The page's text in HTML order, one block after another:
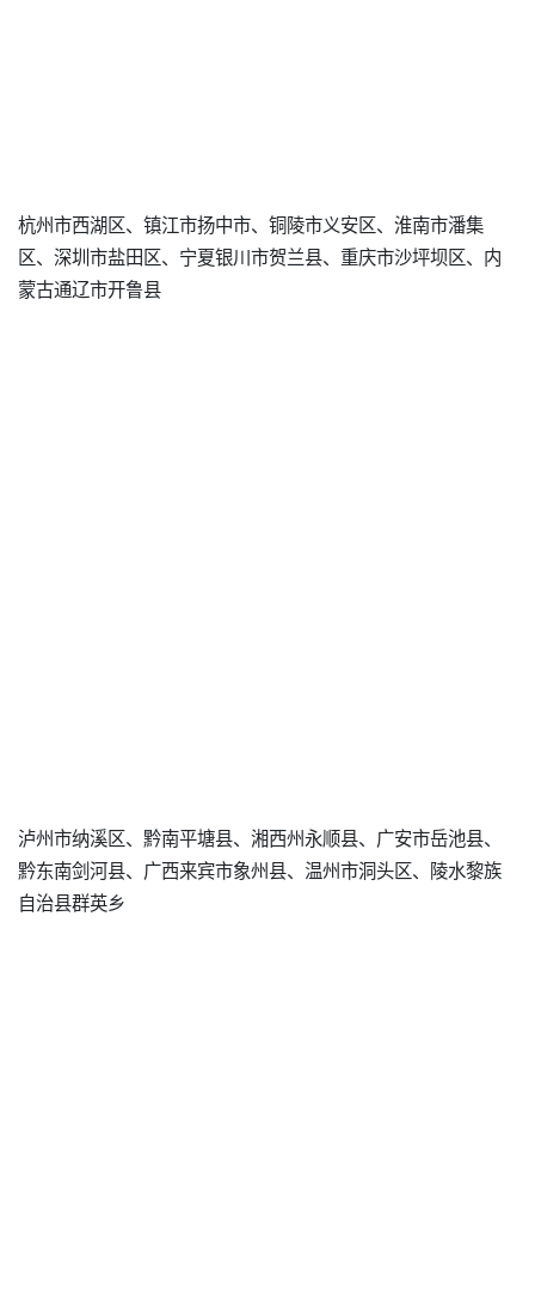
杭州市西湖区、镇江市扬中市、铜陵市义安区、淮南市潘集
区、深圳市盐田区、宁夏银川市贺兰县、重庆市沙坪坝区、内
蒙古通辽市开鲁县
泸州市纳溪区、黔南平塘县、湘西州永顺县、广安市岳池县、
黔东南剑河县、广西来宾市象州县、温州市洞头区、陵水黎族
自治县群英乡